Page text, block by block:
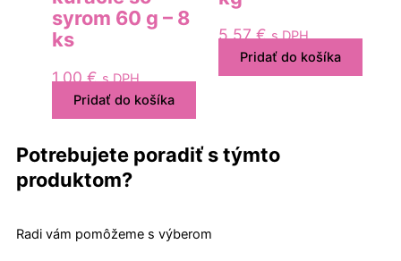
syrom 60 g – 8
ks
1,00€ s DPH
Pridať do košíka
5,57€ s DPH
Pridať do košíka
Potrebujete poradiť s týmto
produktom?
Radi vám pomôžeme s výberom